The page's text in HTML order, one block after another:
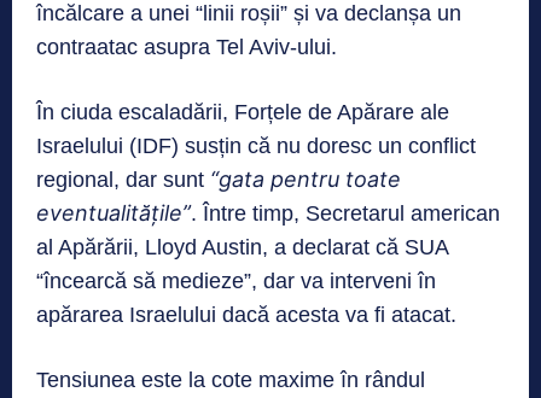
încălcare a unei “linii roșii” și va declanșa un
contraatac asupra Tel Aviv-ului.
În ciuda escaladării, Forțele de Apărare ale
Israelului (IDF) susțin că nu doresc un conflict
regional, dar sunt “gata pentru toate
eventualitățile”. Între timp, Secretarul american
al Apărării, Lloyd Austin, a declarat că SUA
“încearcă să medieze”, dar va interveni în
apărarea Israelului dacă acesta va fi atacat.
Tensiunea este la cote maxime în rândul